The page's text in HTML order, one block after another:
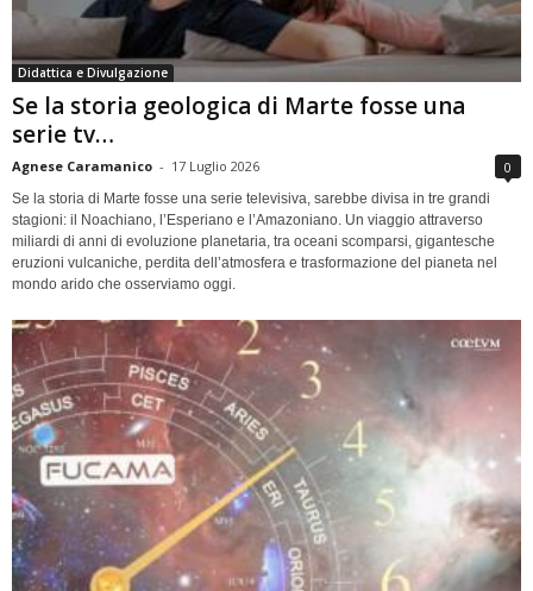
Didattica e Divulgazione
Se la storia geologica di Marte fosse una
serie tv…
Agnese Caramanico - 17 Luglio 2026 0
Se la storia di Marte fosse una serie televisiva, sarebbe divisa in tre grandi
stagioni: il Noachiano, l’Esperiano e l’Amazoniano. Un viaggio attraverso
miliardi di anni di evoluzione planetaria, tra oceani scomparsi, gigantesche
eruzioni vulcaniche, perdita dell’atmosfera e trasformazione del pianeta nel
mondo arido che osserviamo oggi.